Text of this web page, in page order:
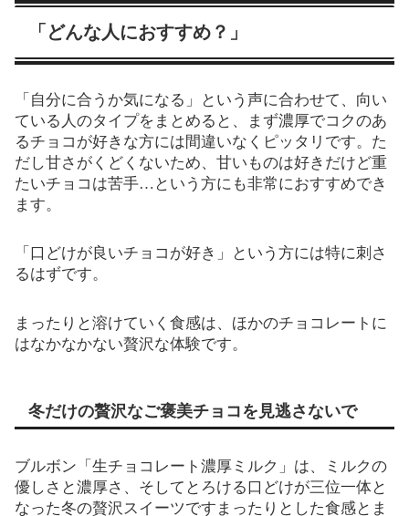
「どんな人におすすめ？」
「自分に合うか気になる」という声に合わせて、向い
ている人のタイプをまとめると、まず濃厚でコクのあ
るチョコが好きな方には間違いなくピッタリです。た
だし甘さがくどくないため、甘いものは好きだけど重
たいチョコは苦手…という方にも非常におすすめでき
ます。
「口どけが良いチョコが好き」という方には特に刺さ
るはずです。
まったりと溶けていく食感は、ほかのチョコレートに
はなかなかない贅沢な体験です。
冬だけの贅沢なご褒美チョコを見逃さないで
ブルボン「生チョコレート濃厚ミルク」は、ミルクの
優しさと濃厚さ、そしてとろける口どけが三位一体と
なった冬の贅沢スイーツですまったりとした食感とま